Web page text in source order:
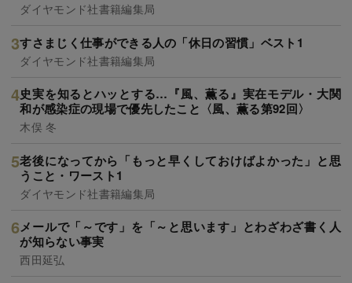
ダイヤモンド社書籍編集局
すさまじく仕事ができる人の「休日の習慣」ベスト1
ダイヤモンド社書籍編集局
史実を知るとハッとする…『風、薫る』実在モデル・大関
和が感染症の現場で優先したこと〈風、薫る第92回〉
木俣 冬
老後になってから「もっと早くしておけばよかった」と思
うこと・ワースト1
ダイヤモンド社書籍編集局
メールで「～です」を「～と思います」とわざわざ書く人
が知らない事実
西田延弘